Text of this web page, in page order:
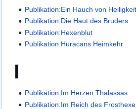
Publikation:Ein Hauch von
Publikation:Die Haut des Bruders
Publikation:Hexenblut
Publikation:Huracans Heimkehr
I
Publikation:Im Herzen Thalassas
Publikation:Im Reich des